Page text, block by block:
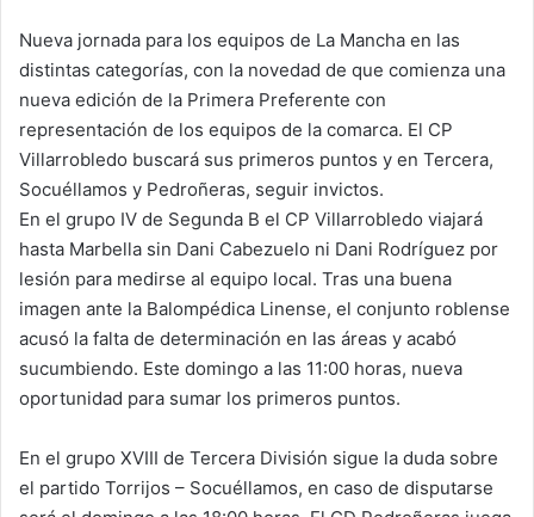
Nueva jornada para los equipos de La Mancha en las
distintas categorías, con la novedad de que comienza una
nueva edición de la Primera Preferente con
representación de los equipos de la comarca. El CP
Villarrobledo buscará sus primeros puntos y en Tercera,
Socuéllamos y Pedroñeras, seguir invictos.
En el grupo IV de Segunda B el CP Villarrobledo viajará
hasta Marbella sin Dani Cabezuelo ni Dani Rodríguez por
lesión para medirse al equipo local. Tras una buena
imagen ante la Balompédica Linense, el conjunto roblense
acusó la falta de determinación en las áreas y acabó
sucumbiendo. Este domingo a las 11:00 horas, nueva
oportunidad para sumar los primeros puntos.
En el grupo XVIII de Tercera División sigue la duda sobre
el partido Torrijos – Socuéllamos, en caso de disputarse